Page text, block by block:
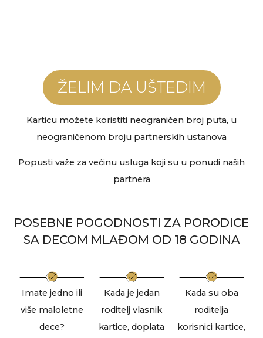
ŽELIM DA UŠTEDIM
Karticu možete koristiti neograničen broj puta, u
neograničenom broju partnerskih ustanova
Popusti važe za većinu usluga koji su u ponudi naših
partnera
POSEBNE POGODNOSTI ZA PORODICE
SA DECOM MLAĐOM OD 18 GODINA
Imate jedno ili
više maloletne
dece?
Kada je jedan
roditelj vlasnik
kartice, doplata
Kada su oba
roditelja
korisnici kartice,